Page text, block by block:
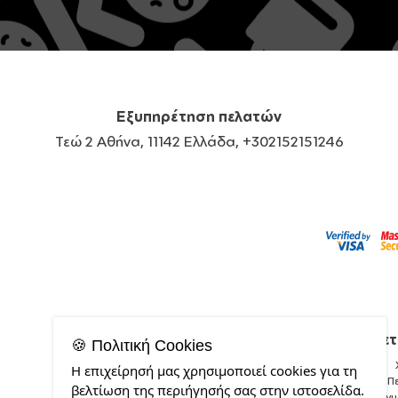
Εξυπηρέτηση πελατών
Τεώ 2 Αθήνα, 11142 Ελλάδα, +302152151246
🍪 Πολιτική Cookies
Η επιχείρησή μας χρησιμοποιεί cookies για τη
βελτίωση της περιήγησής σας στην ιστοσελίδα.